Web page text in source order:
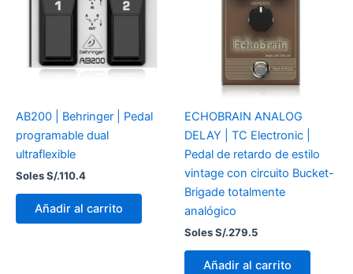
AB200 | Behringer | Pedal
programable dual
ultraflexible
Soles S/.110.4
Añadir al carrito
ECHOBRAIN ANALOG
DELAY | TC Electronic |
Pedal de retardo de estilo
vintage con circuito Bucket-
Brigade totalmente
analógico
Soles S/.279.5
Añadir al carrito